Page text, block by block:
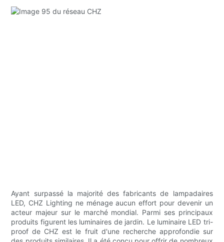
Ayant surpassé la majorité des fabricants de lampadaires
LED, CHZ Lighting ne ménage aucun effort pour devenir un
acteur majeur sur le marché mondial. Parmi ses principaux
produits figurent les luminaires de jardin. Le luminaire LED tri-
proof de CHZ est le fruit d'une recherche approfondie sur